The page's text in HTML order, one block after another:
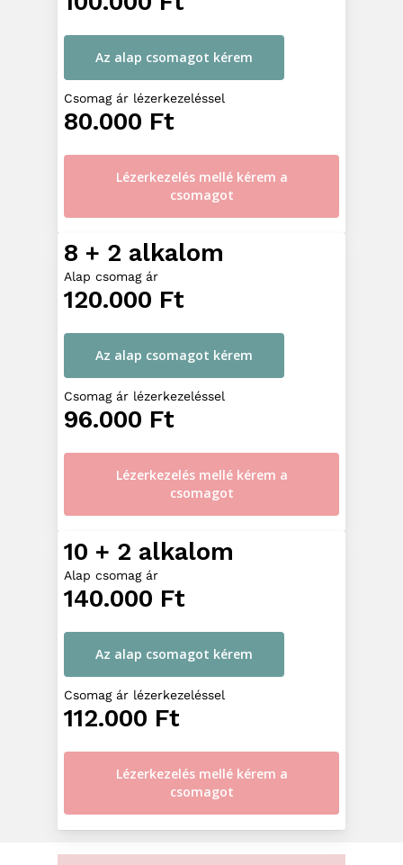
Az alap csomagot kérem
Csomag ár lézerkezeléssel
80.000 Ft
Lézerkezelés mellé kérem a
csomagot
8 + 2 alkalom
Alap csomag ár
120.000 Ft
Az alap csomagot kérem
Csomag ár lézerkezeléssel
96.000 Ft
Lézerkezelés mellé kérem a
csomagot
10 + 2 alkalom
Alap csomag ár
140.000 Ft
Az alap csomagot kérem
Csomag ár lézerkezeléssel
112.000 Ft
Lézerkezelés mellé kérem a
csomagot